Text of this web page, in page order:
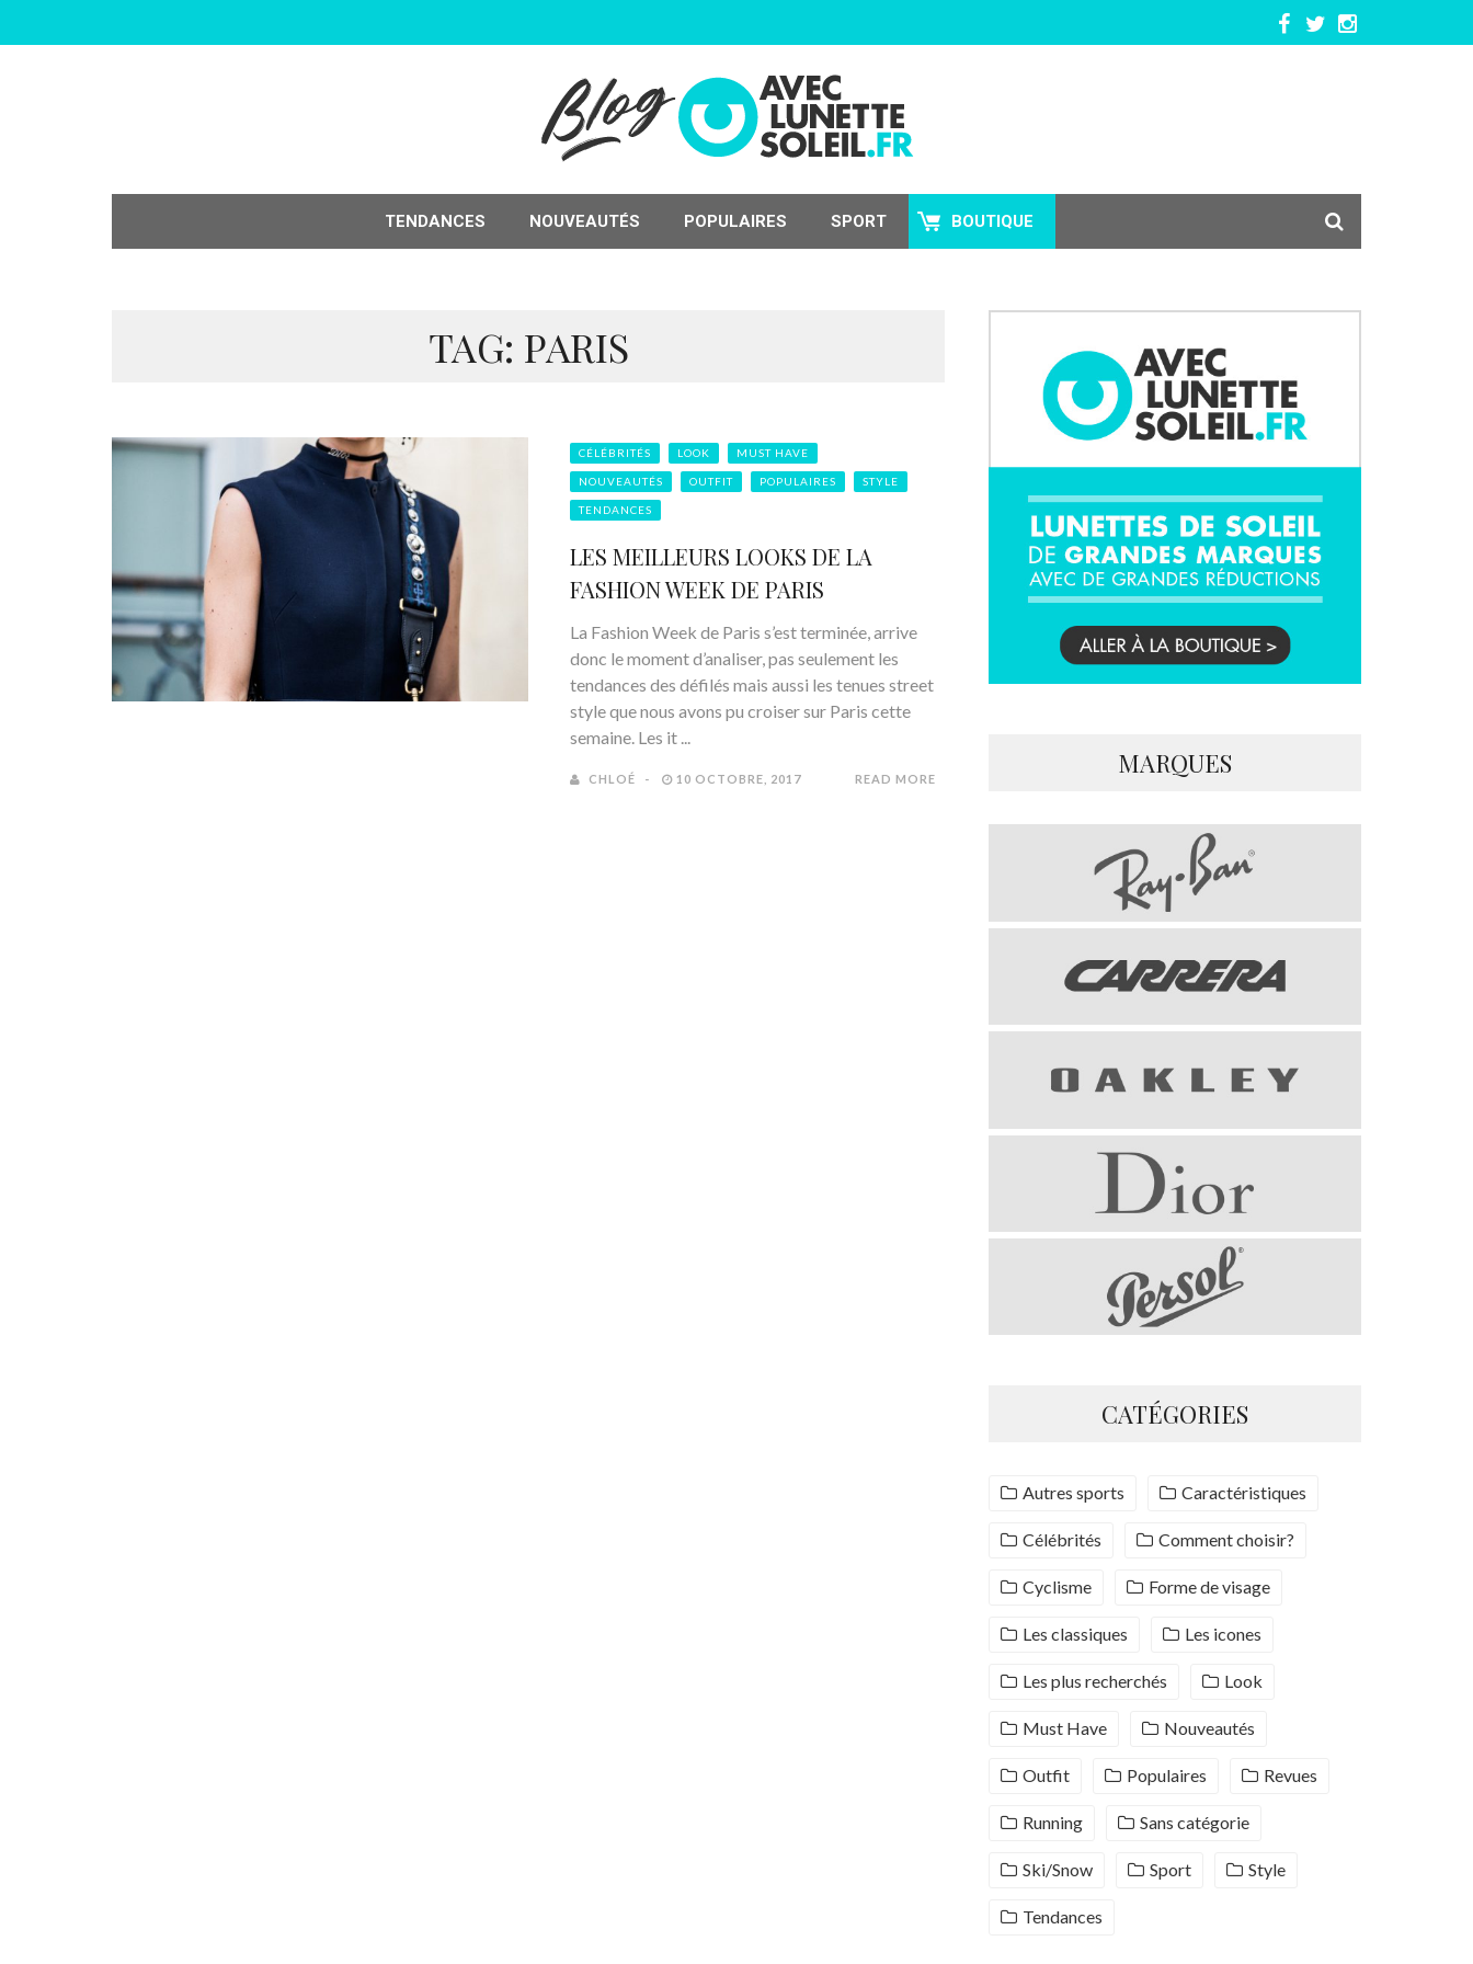
TENDANCES NOUVEAUTÉS POPULAIRES SPORT BOUTIQUE
TAG: PARIS
CÉLÉBRITÉS LOOK MUST HAVE
NOUVEAUTÉS OUTFIT POPULAIRES STYLE
TENDANCES
LES MEILLEURS LOOKS DE LA
FASHION WEEK DE PARIS
La Fashion Week de Paris s’est terminée, arrive
donc le moment d’analiser, pas seulement les
tendances des défilés mais aussi les tenues street
style que nous avons pu croiser sur Paris cette
semaine. Les it ...
CHLOÉ 10 OCTOBRE, 2017 READ MORE MARQUES
CATÉGORIES
Autres sports Caractéristiques
Célébrités Comment choisir?
Cyclisme Forme de visage
Les classiques Les icones
Les plus recherchés Look
Must Have Nouveautés
Outfit Populaires Revues
Running Sans catégorie
Ski/Snow Sport Style
Tendances